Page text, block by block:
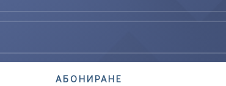
АБОНИРАНЕ